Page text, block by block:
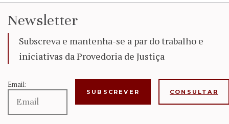
Newsletter
Subscreva e mantenha-se a par do trabalho e
iniciativas da Provedoria de Justiça
Email:
CONSULTAR